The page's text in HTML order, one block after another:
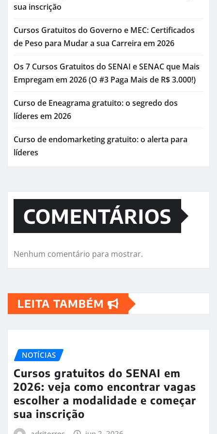
sua inscrição
Cursos Gratuitos do Governo e MEC: Certificados
de Peso para Mudar a sua Carreira em 2026
Os 7 Cursos Gratuitos do SENAI e SENAC que Mais
Empregam em 2026 (O #3 Paga Mais de R$ 3.000!)
Curso de Eneagrama gratuito: o segredo dos
líderes em 2026
Curso de endomarketing gratuito: o alerta para
líderes
COMENTÁRIOS
Nenhum comentário para mostrar.
LEITA TAMBÉM
NOTÍCIAS
Cursos gratuitos do SENAI em
2026: veja como encontrar vagas
escolher a modalidade e começar
sua inscrição